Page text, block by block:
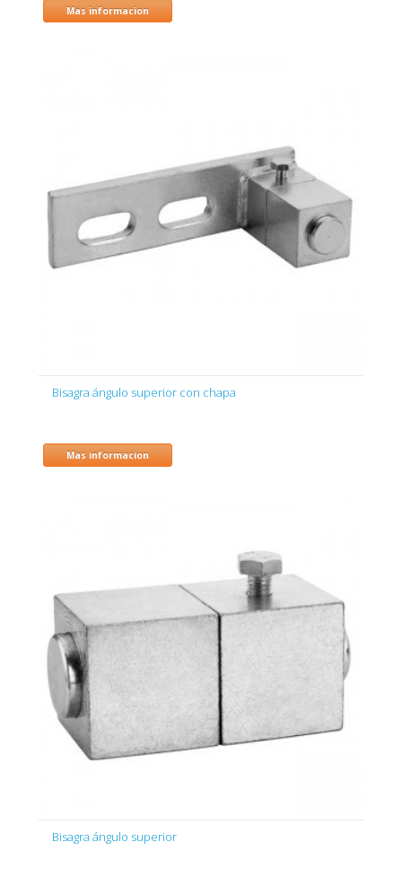
Mas informacion
Bisagra ángulo superior con chapa
Mas informacion
Bisagra ángulo superior